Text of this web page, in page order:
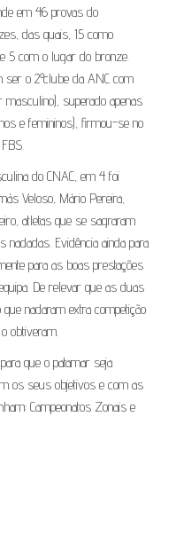
em 46 provas do
das quais, 15 como
5 com o lugar do bronze.
o 2º clube da ANC com
superado apenas
e femininos), firmou-se no
do CNAC, em 4 foi
Veloso, Mário Pereira,
atletas que se sagraram
Evidência ainda para
para as boas prestações
De relevar que as duas
nadaram extra competição
obtiveram.
que o patamar seja
os seus objetivos e com as
Campeonatos Zonais e